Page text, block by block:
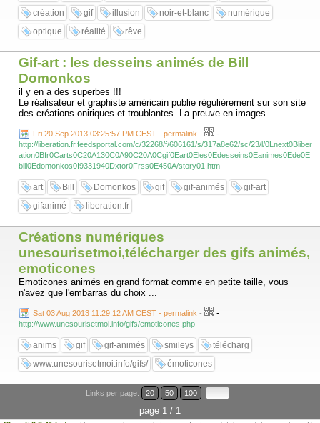
création
gif illusion noir-et-blanc
numérique
optique
réalité rêve
Gif-art : les desseins animés de Bill
Domonkos
il y en a des superbes !!!
Le réalisateur et graphiste américain publie régulièrement sur son site
des créations oniriques et troublantes. La preuve en images....
Fri 20 Sep 2013 03:25:57 PM CEST - permalink - -
http://liberation.fr.feedsportal.com/c/32268/f/606161/s/317a8e62/sc/23/l/0Lnext0Bliber
ation0Bfr0Carts0C20A130C0A90C20A0Cgif0Eart0Eles0Edesseins0Eanimes0Ede0E
bill0Edomonkos0I9331940Dxtor0Frss0E450A/story01.htm
art Bill Domonkos gif gif-animés
gif-art
gifanimé
liberation.fr
Créations numériques
unesourisetmoi,télécharger des gifs animés,
emoticones
Emoticones animés en grand format comme en petite taille, vous
n'avez que l'embarras du choix ...
Sat 03 Aug 2013 11:29:12 AM CEST - permalink - -
http://www.unesourisetmoi.info/gifs/emoticones.php
anims gif gif-animés smileys
télécharg
www.unesourisetmoi.info/gifs/
émoticones
Links per page: 20 50 100
page 1 / 1